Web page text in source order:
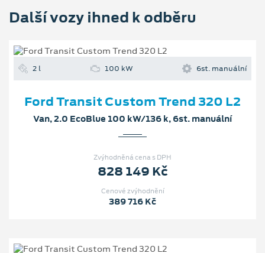
Další vozy ihned k odběru
2 l 100 kW 6st. manuální
Ford Transit Custom Trend 320 L2
Van, 2.0 EcoBlue 100 kW/136 k, 6st. manuální
Zvýhodněná cena s DPH
828 149 Kč
Cenové zvýhodnění
389 716 Kč